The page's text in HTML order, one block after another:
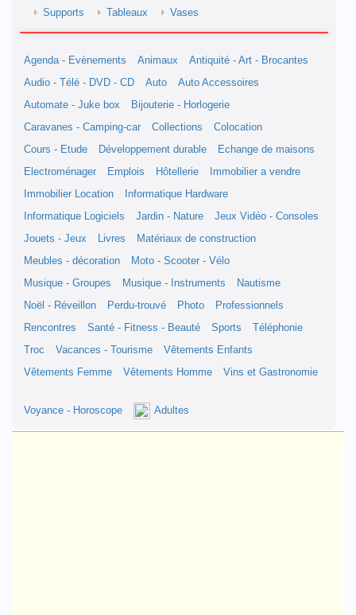
Supports
Tableaux Vases
Agenda - Evènements Animaux
Antiquité - Art - Brocantes
Audio - Télé - DVD - CD
Auto
Auto Accessoires
Automate - Juke box
Bijouterie - Horlogerie
Caravanes - Camping-car
Collections
Colocation
Cours - Etude
Développement durable
Echange de maisons
Electroménager
Emplois Hôtellerie
Immobilier a vendre
Immobilier Location
Informatique Hardware
Informatique Logiciels
Jardin - Nature
Jeux Vidéo - Consoles
Jouets - Jeux
Livres
Matériaux de construction
Meubles - décoration
Moto - Scooter - Vélo
Musique - Groupes
Musique - Instruments
Nautisme
Noël - Réveillon
Perdu-trouvé Photo
Professionnels
Rencontres
Santé - Fitness - Beauté Sports
Téléphonie
Troc
Vacances - Tourisme
Vêtements Enfants
Vêtements Femme
Vêtements Homme Vins et Gastronomie
Voyance - Horoscope Adultes